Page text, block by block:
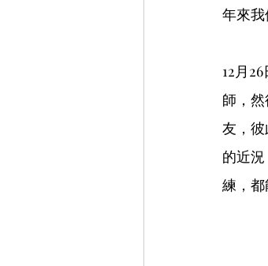
年來我
12月
師，
友，
的近
練，都